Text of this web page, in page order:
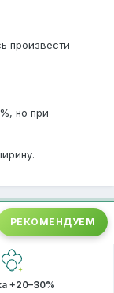
произвести
но при
РЕКОМЕНДУЕМ
+20–30%